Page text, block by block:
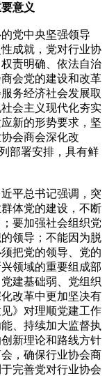
意义
党中央坚强领导
成就，党对行业协
责明确、依法自治
会党的建设和改革
务经济社会发展取
会主义现代化夯实
新的形势要求，坚
会商会深化改
部署安排，具有鲜
平总书记强调，突
体党的建设，不断
要加强社会组织党
领导；不能因为脱
把党的领导、党的
领域的重要组成部
建基础弱、党组织
改革中更加坚决有
》对理顺党建工作
、持续加大监督执
新理论和路线方针
，确保行业协会商
完善党对行业协会